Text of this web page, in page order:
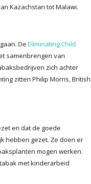
Kazachstan tot Malawi.
De Eliminating Child
samenbrengen van
zich achter
zitten Philip Morris, British
en dat de goede
hebben gezet. Ze doen er
mogen werken.
met kinderarbeid